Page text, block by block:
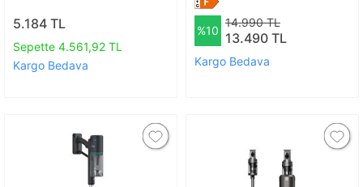
5.184 TL
Sepette 4.561,92 TL
Kargo Bedava
%10
14.990 TL
13.490 TL
Kargo Bedava